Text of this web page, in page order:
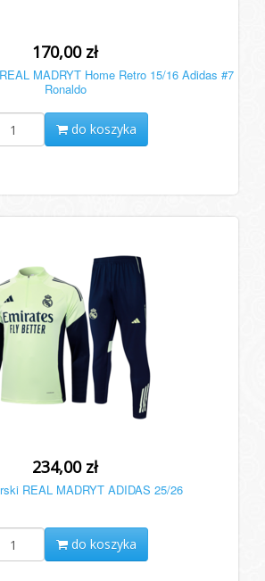
170,00 zł
MADRYT Home Retro 15/16 Adidas #7
Ronaldo
do koszyka
234,00 zł
REAL MADRYT ADIDAS 25/26
do koszyka